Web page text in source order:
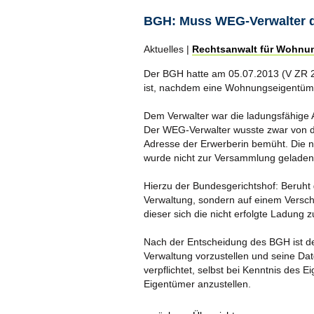
BGH: Muss WEG-
Aktuelles | Rechtsanwalt für
Der BGH hatte am 05.07.2013 (V ZR
ist, nachdem eine
Dem Verwalter war die
Der WEG-Verwalter wusste zwar
Adresse der Erwerberin bemüht. Die
wurde nicht zur Versammlung
Hierzu der Bundesgerichtshof:
Verwaltung, sondern auf einem
dieser sich die nicht erfolgte Ladung
Nach der Entscheidung des BGH ist
Verwaltung vorzustellen und seine
verpflichtet, selbst bei Kenntnis des
Eigentümer anzustellen.